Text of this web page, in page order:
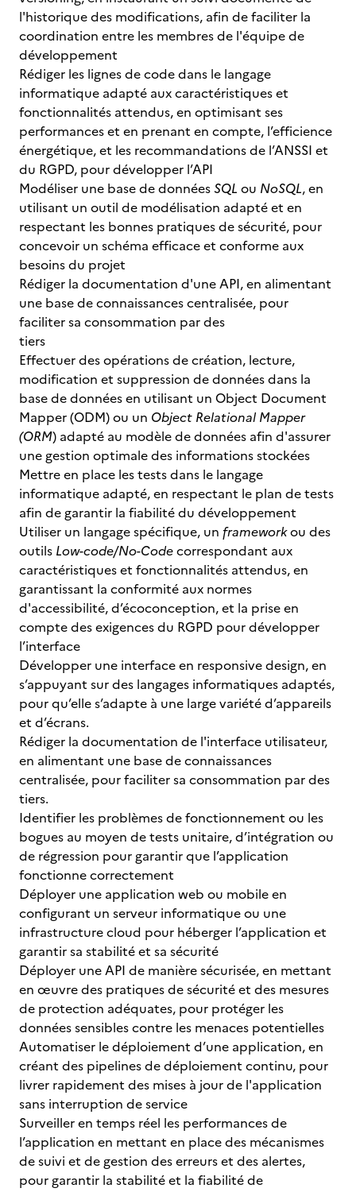
l'historique des modifications, afin de faciliter la
coordination entre les membres de l'équipe de
développement
Rédiger les lignes de code dans le langage
informatique adapté aux caractéristiques et
fonctionnalités attendus, en optimisant ses
performances et en prenant en compte, l’efficience
énergétique, et les recommandations de l’ANSSI et
du RGPD, pour développer l’API
Modéliser une base de donnéesSQL ou NoSQL, en
utilisant un outil de modélisation adapté et en
respectant les bonnes pratiques de sécurité, pour
concevoir un schéma efficace et conforme aux
besoins du projet
Rédiger la documentation d'une API, en alimentant
une base de connaissances centralisée, pour
faciliter sa consommation par des
tiers
Effectuer des opérations de création, lecture,
modification et suppression de données dans la
base de données en utilisant un Object Document
Mapper (ODM) ou un Object Relational Mapper
(ORM) adapté au modèle de données afin d'assurer
une gestion optimale des informations stockées
Mettre en place les tests dans le langage
informatique adapté, en respectant le plan de tests
afin de garantir la fiabilité du développement
Utiliser un langage spécifique, un frameworkou des
outils Low-code/No-Codecorrespondant aux
caractéristiques et fonctionnalités attendus, en
garantissant la conformité aux normes
d'accessibilité, d’écoconception, et la prise en
compte des exigences du RGPD pour développer
l’interface
Développer une interface en responsive design, en
s’appuyant sur des langages informatiques adaptés,
pour qu’elle s’adapte à une large variété d’appareils
et d’écrans.
Rédiger la documentation de l'interface utilisateur,
en alimentant une base de connaissances
centralisée, pour faciliter sa consommation par des
tiers.
Identifier les problèmes de fonctionnement ou les
bogues au moyen de tests unitaire, d’intégration ou
de régression pour garantir que l’application
fonctionne correctement
Déployer une application web ou mobile en
configurant un serveur informatique ou une
infrastructure cloud pour héberger l’application et
garantir sa stabilité et sa sécurité
Déployer une API de manière sécurisée, en mettant
en œuvre des pratiques de sécurité et des mesures
de protection adéquates, pour protéger les
données sensibles contre les menaces potentielles
Automatiser le déploiement d’une application, en
créant des pipelines de déploiement continu, pour
livrer rapidement des mises à jour de l'application
sans interruption de service
Surveiller en temps réel les performances de
l’application en mettant en place des mécanismes
de suivi et de gestion des erreurs et des alertes,
pour garantir la stabilité et la fiabilité de